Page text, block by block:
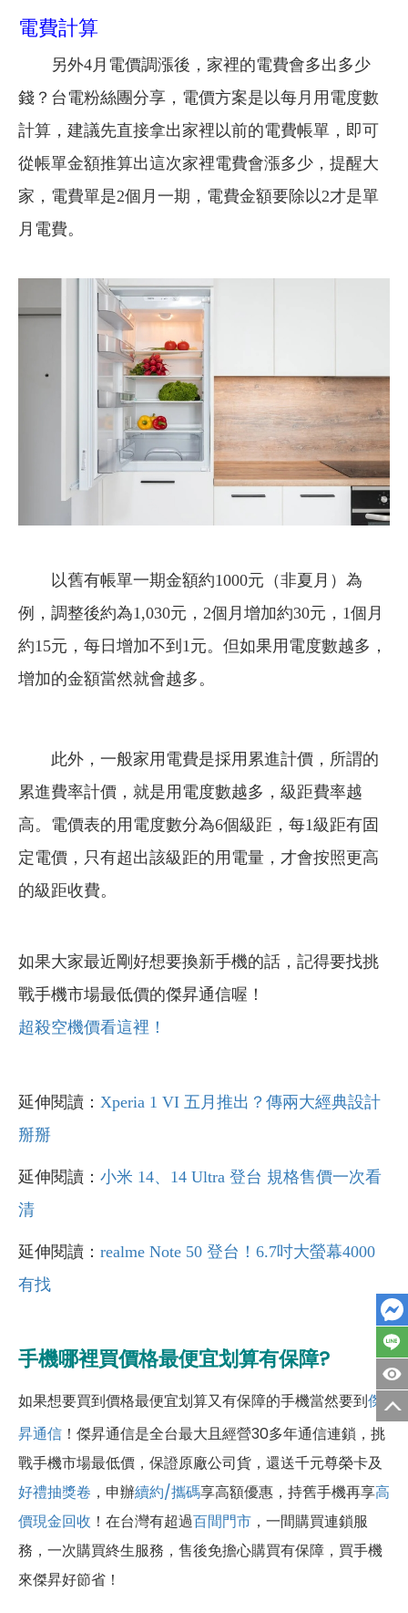
電費計算
另外4月電價調漲後，家裡的電費會多出多少
錢？台電粉絲團分享，電價方案是以每月用電度數
計算，建議先直接拿出家裡以前的電費帳單，即可
從帳單金額推算出這次家裡電費會漲多少，提醒大
家，電費單是2個月一期，電費金額要除以2才是單
月電費。
以舊有帳單一期金額約1000元（非夏月）為
例，調整後約為1,030元，2個月增加約30元，1個月
約15元，每日增加不到1元。但如果用電度數越多，
增加的金額當然就會越多。
此外，一般家用電費是採用累進計價，所謂的
累進費率計價，就是用電度數越多，級距費率越
高。電價表的用電度數分為6個級距，每1級距有固
定電價，只有超出該級距的用電量，才會按照更高
的級距收費。
如果大家最近剛好想要換新手機的話，記得要找挑
戰手機市場最低價的傑昇通信喔！
超殺空機價看這裡！
延伸閱讀： Xperia 1 VI 五月推出？傳兩大經典設計
掰掰
延伸閱讀： 小米 14、14 Ultra 登台 規格售價一次看
清
延伸閱讀： realme Note 50 登台！6.7吋大螢幕4000
有找
手機哪裡買價格最便宜划算有保障?
如果想要買到價格最便宜划算又有保障的手機當然要到傑
昇通信 ！傑昇通信是全台最大且經營30多年通信連鎖，挑
戰手機市場最低價，保證原廠公司貨，還送千元尊榮卡及
好禮抽獎卷 ，申辦續約/攜碼享高額優惠，持舊手機再享高
價現金回收 ！ 在台灣有超過百間門市 ，一間購買連鎖服
務，一次購買終生服務，售後免擔心購買有保障，買手機
來傑昇好節省！